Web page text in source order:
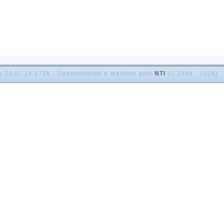
24.07.24.1726 - Desenvolvido e mantido pelo NTI (© 2009 - 2026)